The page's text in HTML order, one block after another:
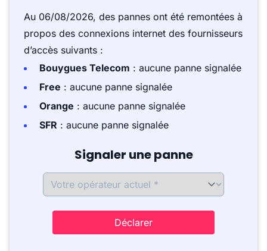
Au 06/08/2026, des pannes ont été remontées à
propos des connexions internet des fournisseurs
d’accès suivants :
Bouygues Telecom : aucune panne signalée
Free : aucune panne signalée
Orange : aucune panne signalée
SFR : aucune panne signalée
Signaler une panne
Déclarer